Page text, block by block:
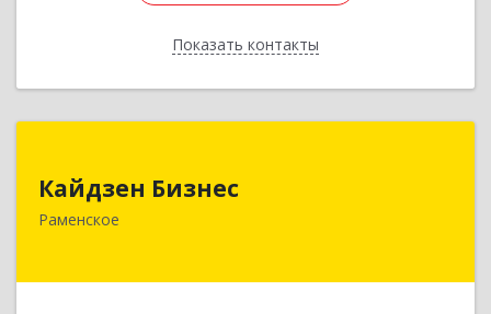
Показать контакты
Назад
Кайдзен Бизнес
Раменское
Гжельского Кирпичного Завода п, дом № 11,